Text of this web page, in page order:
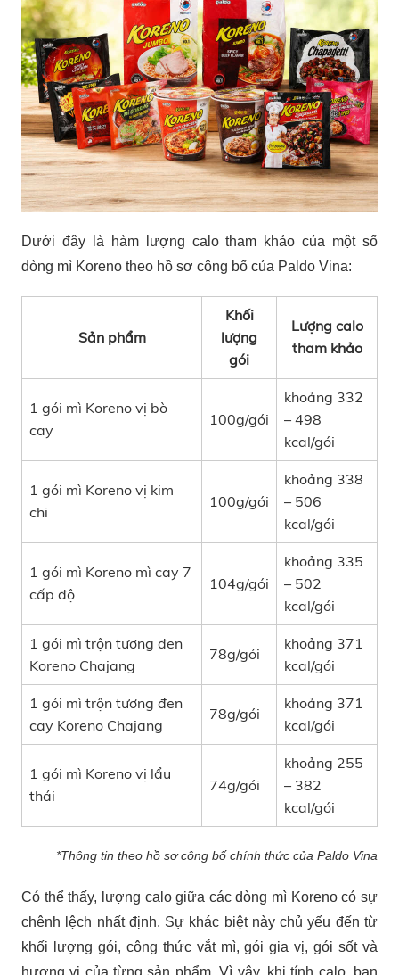
Dưới đây là hàm lượng calo tham khảo của một số
dòng mì Koreno theo hồ sơ công bố của Paldo Vina:
Sản phẩm
Khối
lượng
gói
Lượng calo
tham khảo
1 gói mì Koreno vị bò
cay
100g/gói
khoảng 332
– 498
kcal/gói
1 gói mì Koreno vị kim
chi
100g/gói
khoảng 338
– 506
kcal/gói
1 gói mì Koreno mì cay 7
cấp độ
104g/gói
khoảng 335
– 502
kcal/gói
1 gói mì trộn tương đen
Koreno Chajang
78g/gói
khoảng 371
kcal/gói
1 gói mì trộn tương đen
cay Koreno Chajang
78g/gói
khoảng 371
kcal/gói
1 gói mì Koreno vị lẩu
thái
74g/gói
khoảng 255
– 382
kcal/gói
*Thông tin theo hồ sơ công bố chính thức của Paldo Vina
Có thể thấy, lượng calo giữa các dòng mì Koreno có sự
chênh lệch nhất định. Sự khác biệt này chủ yếu đến từ
khối lượng gói, công thức vắt mì, gói gia vị, gói sốt và
hương vị của từng sản phẩm. Vì vậy, khi tính calo, bạn